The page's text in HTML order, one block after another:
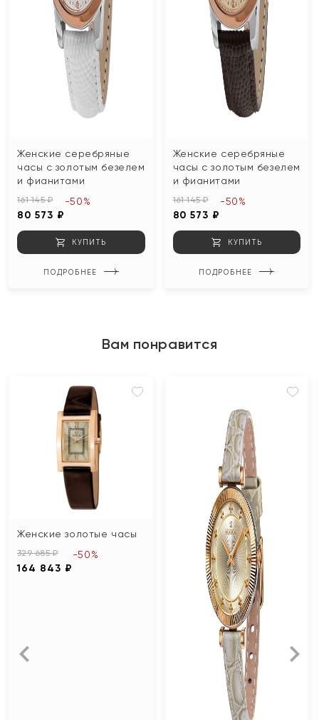
Женские серебряные
часы с золотым безелем
и фианитами
161 145 ₽
80 573 ₽
-50%
КУПИТЬ
ПОДРОБНЕЕ
Женские серебряные
часы с золотым безелем
и фианитами
161 145 ₽
80 573 ₽
-50%
КУПИТЬ
ПОДРОБНЕЕ
Вам понравится
Женские золотые часы
329 685 ₽
164 843 ₽
-50%